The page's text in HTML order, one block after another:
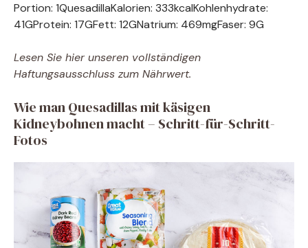
Portion: 1QuesadillaKalorien: 333kcalKohlenhydrate:
41GProtein: 17GFett: 12GNatrium: 469mgFaser: 9G
Lesen Sie hier unseren vollständigen
Haftungsausschluss zum Nährwert.
Wie man Quesadillas mit käsigen
Kidneybohnen macht – Schritt-für-Schritt-
Fotos